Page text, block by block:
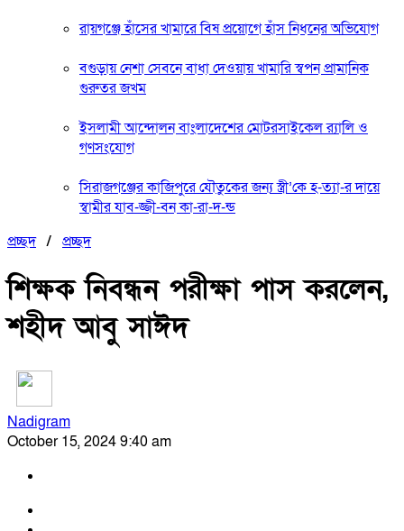
রায়গঞ্জে হাঁসের খামারে বিষ প্রয়োগে হাঁস নিধনের অভিযোগ
বগুড়ায় নেশা সেবনে বাধা দেওয়ায় খামারি স্বপন প্রামানিক
গুরুতর জখম
ইসলামী আন্দোলন বাংলাদেশের মোটরসাইকেল র‍্যালি ও
গণসংযোগ
সিরাজগঞ্জের কাজিপুরে যৌতুকের জন্য স্ত্রী’কে হ-ত্যা-র দায়ে
স্বামীর যাব-জ্জী-বন কা-রা-দ-ন্ড
প্রচ্ছদ/ প্রচ্ছদ
শিক্ষক নিবন্ধন পরীক্ষা পাস করলেন,
শহীদ আবু সাঈদ
Nadigram
October 15, 2024 9:40 am